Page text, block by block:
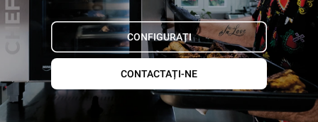
CONFIGURAȚI
CONTACTAȚI-NE